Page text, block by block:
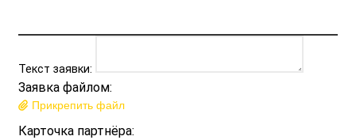
Текст заявки:
Заявка файлом:
Прикрепить файл
Карточка партнёра: